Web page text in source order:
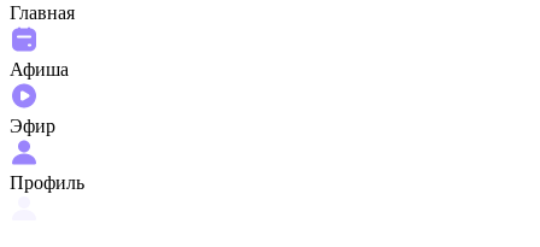
Главная
Афиша
Эфир
Профиль